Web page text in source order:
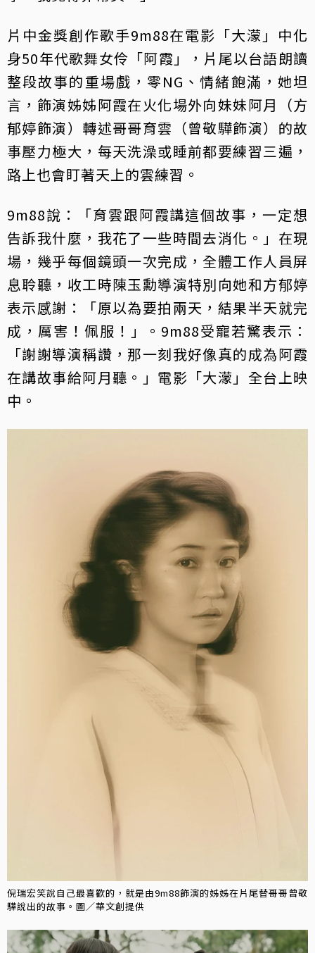
片中金獎創作歌手9m88在電影「大濛」中化
身50年代歌舞女伶「阿霞」，片尾以台語朗讀
整段故事的重場戲，零NG、情緒飽滿，她坦
言，飾演姊姊阿霞在火化場外向妹妹阿月（方
郁婷飾演）轉述哥哥育雲（曾敬驊飾演）的故
事壓力極大，每天洗澡或睡前都要練習三遍，
路上也會盯著天上的雲練習。
9m88說：「育雲跟阿霞講這個故事，一定想
告訴我什麼，我花了一些時間去消化。」在現
場，幾乎每個鏡頭一次完成，全體工作人員屏
息聆聽，收工時陳玉勳導演特別向她和方郁婷
表示感謝：「原以為要拍兩天，結果半天就完
成，厲害！佩服！」。9m88受寵若驚表示：
「謝謝導演稱讚，那一刻我好像真的成為阿霞
在講故事給阿月聽。」電影「大濛」全台上映
中。
倪瑞宏笑說自己最喜歡的，就是由9m88飾演的姊姊在片尾替哥哥曾敬
驊說出的故事。圖／華文創提供